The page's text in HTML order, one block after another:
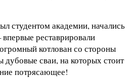
студентом академии, начались
реставрировали
котлован со стороны
сваи, на которых стоит
потрясающее!